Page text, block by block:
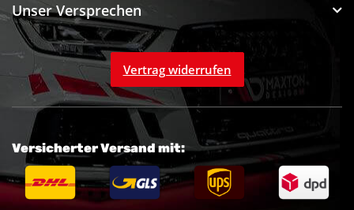
Unser Versprechen
Vertrag widerrufen
Versicherter Versand mit: